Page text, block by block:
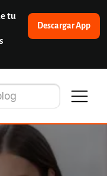
tu
Descargar App